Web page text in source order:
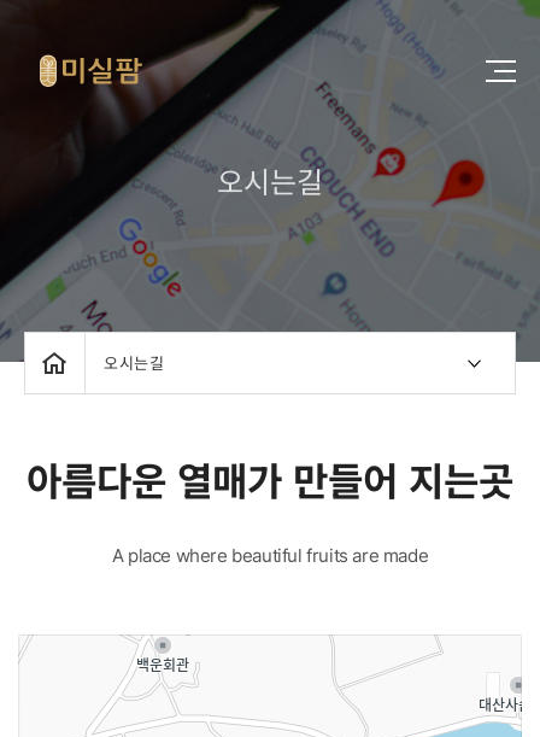
오시는길
오시는길
아름다운 열매가 만들어 지는곳
A place where beautiful fruits are made